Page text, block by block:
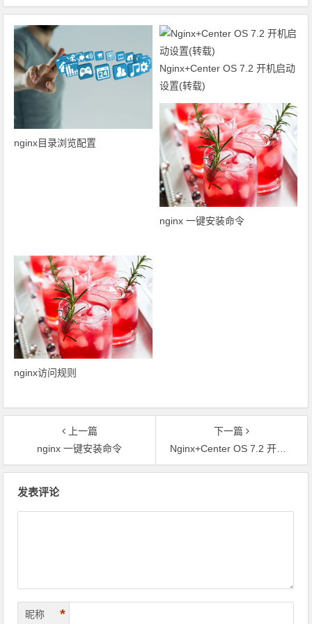
nginx目录浏览配置
Nginx+Center OS 7.2 开机启动
设置(转载)
nginx 一键安装命令
nginx访问规则
上一篇
nginx 一键安装命令
下一篇
Nginx+Center OS 7.2 开机启动设置(转载)
发表评论
昵称 *